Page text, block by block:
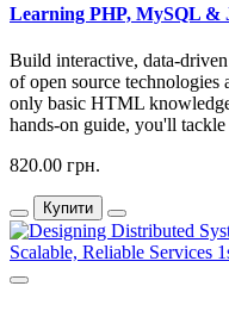
Learning PHP, MySQL &
Build interactive, data-
of open source technologies
only basic HTML
hands-on guide, you'll
820.00 грн.
Купити